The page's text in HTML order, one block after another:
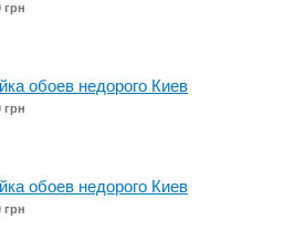
грн
обоев недорого Киев
грн
обоев недорого Киев
грн